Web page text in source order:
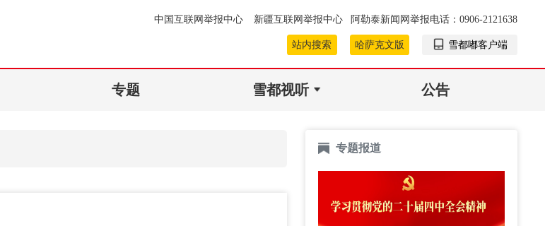
中国互联网举报中心 新疆互联网举报中心 阿勒泰新闻网举报电话：0906-2121638
站内搜索 哈萨克文版 雪都嘟客户端
专题 雪都视听 公告
专题报道